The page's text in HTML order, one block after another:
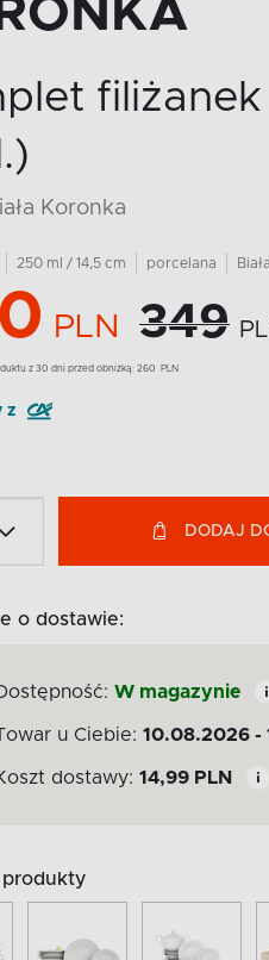
filiżanek
Koronka
250 ml / 14,5 cm porcelana
PLN 349
z 30 dni przed obniżką: 260 PLN
z
DODAJ
o dostawie:
W magazynie
u Ciebie: 10.08.2026 -
dostawy: 14,99 PLN